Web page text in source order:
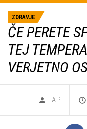
ZDRAVJE
ČE PERETE
TEJ
VERJETNO
A.P.